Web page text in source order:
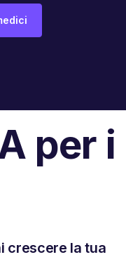
per i
crescere la tua